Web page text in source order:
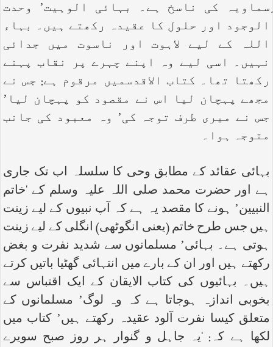
ِسماویہ کی ناسخ ہے۔ بہائی الوہیت’ وحدت
الوجود اور حلول کا عقیدہ رکھتے ہیں۔ بہاء
اللہ کے لیے لاہوت اور ناسوت میں جدائی
نہیں۔ اسی لیے وہ اپنے چہرے پر نقاب پہنے
رکھتا تھا۔ کتاب الاقدسمیں مرقوم ہے: جس نے
مجھے پہچان لیا اس نے مقصود کو پہچان لیا’
جس نے میری طرف توجہ کی’ وہ معبود کی جانب
متوجہ ہوا۔
بہائی عقائد کے مطابق وحی کا سلسلہ اب تک جاری
ہے اور حضرت محمد صلی اللہ علیہ وسلم کے ‘خاتم
النبیین’ ہونے کا مقصد یہ ہے کہ آپ نبیوں کے لیے زینت
ہیں جس طرح خاتم (یعنی انگوٹھی) انگلی کے لیے زینت
ہوتی ہے۔ بہائی’ مسلمانوں سے شدید نفرت و بغض
رکھتے ہیں اور ان کے بارے میں انتہائی گھٹیا باتیں کرتے
ہیں۔ بہائیوں کی کتاب الایقان کے ایک اقتباس سے
بخوبی اندازہ ہوجاتا ہے کہ وہ لوگ’ مسلمانوں کے
متعلق کیسا نفرت آلود عقیدہ رکھتے ہیں’ کتاب میں
لکھا ہے کہ: ‘یہ جاہل و گنوار ہر روز صبح سویرے